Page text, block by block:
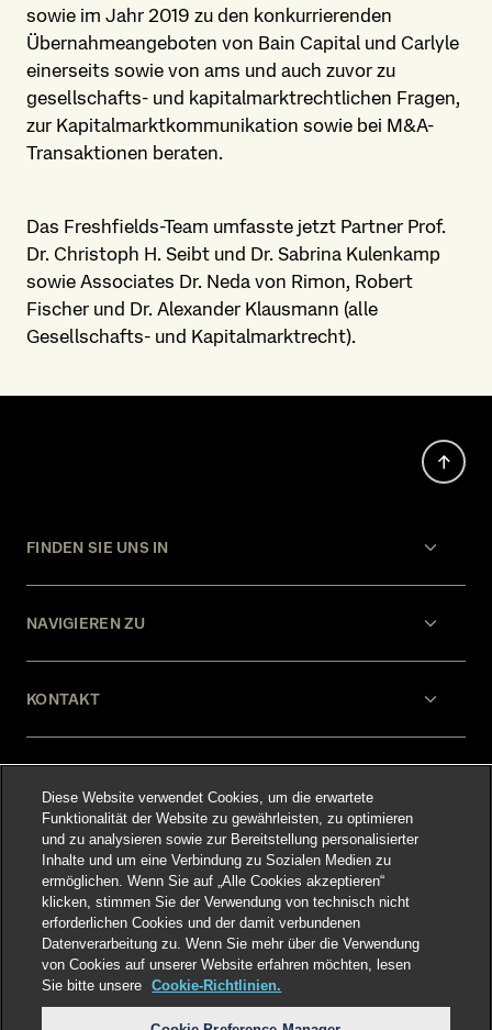
sowie im Jahr 2019 zu den konkurrierenden
Übernahmeangeboten von Bain Capital und Carlyle
einerseits sowie von ams und auch zuvor zu
gesellschafts- und kapitalmarktrechtlichen Fragen,
zur Kapitalmarktkommunikation sowie bei M&A-
Transaktionen beraten.
Das Freshfields-Team umfasste jetzt Partner Prof.
Dr. Christoph H. Seibt und Dr. Sabrina Kulenkamp
sowie Associates Dr. Neda von Rimon, Robert
Fischer und Dr. Alexander Klausmann (alle
Gesellschafts- und Kapitalmarktrecht).
FINDEN SIE UNS IN
NAVIGIEREN ZU
KONTAKT
RECHTLICHES
Select language:
Diese Website verwendet Cookies, um die erwartete
Funktionalität der Website zu gewährleisten, zu optimieren
und zu analysieren sowie zur Bereitstellung personalisierter
Inhalte und um eine Verbindung zu Sozialen Medien zu
ermöglichen. Wenn Sie auf „Alle Cookies akzeptieren“
klicken, stimmen Sie der Verwendung von technisch nicht
erforderlichen Cookies und der damit verbundenen
Datenverarbeitung zu. Wenn Sie mehr über die Verwendung
von Cookies auf unserer Website erfahren möchten, lesen
Sie bitte unsere
Cookie-Richtlinien.